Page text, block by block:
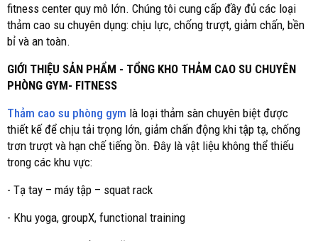
fitness center quy mô lớn. Chúng tôi cung cấp đầy đủ các loại
thảm cao su chuyên dụng: chịu lực, chống trượt, giảm chấn, bền
bỉ và an toàn.
GIỚI THIỆU SẢN PHẨM - TỔNG KHO THẢM CAO SU CHUYÊN
PHÒNG GYM- FITNESS
Thảm cao su phòng gym là loại thảm sàn chuyên biệt được
thiết kế để chịu tải trọng lớn, giảm chấn động khi tập tạ, chống
trơn trượt và hạn chế tiếng ồn. Đây là vật liệu không thể thiếu
trong các khu vực:
- Tạ tay – máy tập – squat rack
- Khu yoga, groupX, functional training